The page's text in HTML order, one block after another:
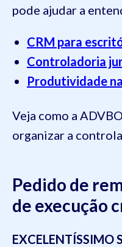
pode ajudar a
CRM para
Controladoria
Produtividade
Veja como a
organizar a
Pedido de
de execução
EXCELENTÍSSIMO